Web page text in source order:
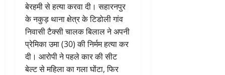
बेरहमी से हत्या करवा दी। सहारनपुर
के नकुड़ थाना क्षेत्र के टिडोली गांव
निवासी टैक्सी चालक बिलाल ने अपनी
प्रेमिका उमा (30) की निर्मम हत्या कर
दी। आरोपी ने पहले कार की सीट
बेल्ट से महिला का गला घोंटा, फिर